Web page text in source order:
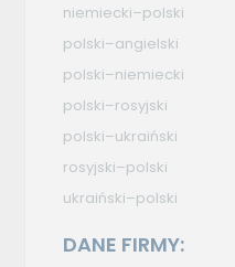
niemiecki–polski
polski–angielski
polski–niemiecki
polski–rosyjski
polski–ukraiński
rosyjski–polski
ukraiński–polski
DANE FIRMY: